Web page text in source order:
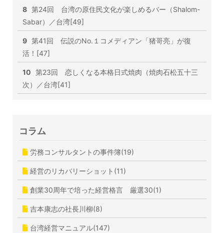
8 第24回 台湾の原住民文化が楽しめるバー（Shalom-
Sabar）／台湾[49]
9 第41回 伝説のNo.１コメディアン「猪哥亮」が復
活！[47]
10 第23回 恋しくなる本格日式焼肉（焼肉石松五十三
次）／台湾[41]
コラム
労務コンサルタントの事件簿(19)
経営のリカバリーショット(11)
創業30周年で培った経営格言 厳選30(1)
吉本康志の社長川柳(8)
台湾経営マニュアル(147)